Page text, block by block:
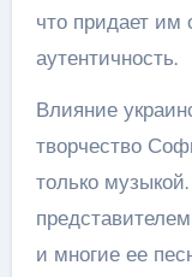
что придает им
аутентичность.
Влияние
творчество
только
и многие ее